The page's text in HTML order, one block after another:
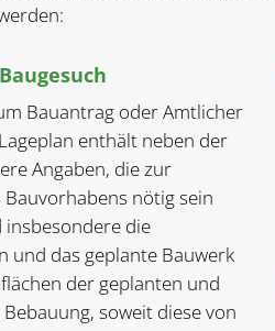
Bauantrag oder Amtlicher
enthält neben der
Angaben, die zur
nötig sein
insbesondere die
und das geplante Bauwerk
der geplanten und
soweit diese von